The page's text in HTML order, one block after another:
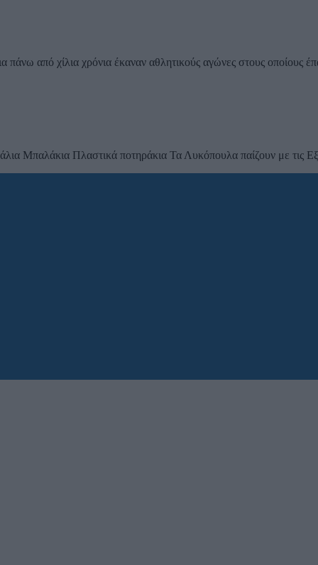
πάνω από χίλια χρόνια έκαναν αθλητικούς αγώνες στους οποίους
Μπαλάκια Πλαστικά ποτηράκια Τα Λυκόπουλα παίζουν με τις